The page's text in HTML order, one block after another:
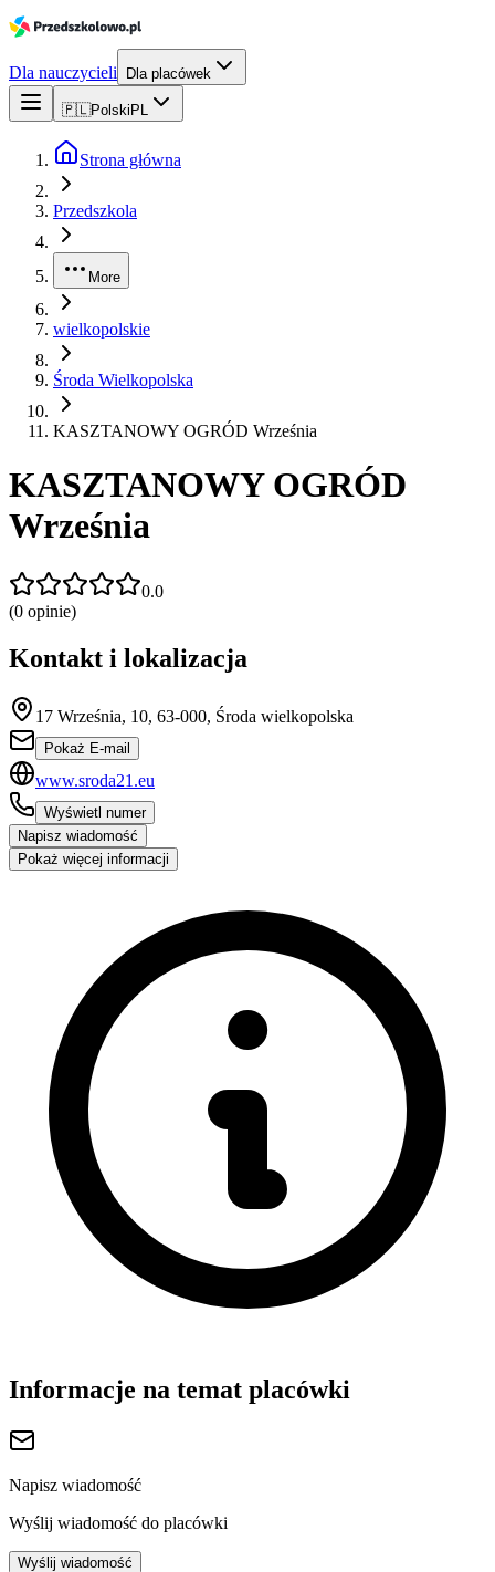
Dla nauczycieli Dla placówek
🇵🇱Polski PL
Strona główna
Przedszkola
More
wielkopolskie
Środa Wielkopolska
KASZTANOWY OGRÓD Września
KASZTANOWY OGRÓD
Września
0.0
(0 opinie)
Kontakt i lokalizacja
17 Września, 10, 63-000, Środa wielkopolska
Pokaż E-mail
www.sroda21.eu
Wyświetl numer
Napisz wiadomość
Pokaż więcej informacji
Informacje na temat placówki
Napisz wiadomość
Wyślij wiadomość do placówki
Wyślij wiadomość